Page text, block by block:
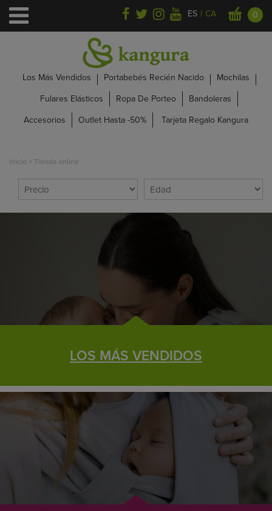
ES | CA 0
Los Más Vendidos Portabebés Recién Nacido
Mochilas
Fulares Elásticos
Ropa De Porteo
Bandoleras
Accesorios
Outlet Hasta -50% Tarjeta Regalo Kangura
Inicio > Tienda online
LOS MÁS VENDIDOS